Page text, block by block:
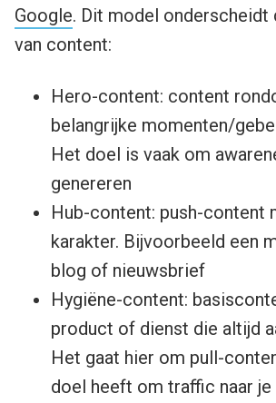
Google. Dit model onderscheidt
van content:
Hero-content: content
belangrijke momenten/
Het doel is vaak om
genereren
Hub-content: push-content
karakter. Bijvoorbeeld een
blog of nieuwsbrief
Hygiëne-content:
product of dienst die altijd
Het gaat hier om pull-
doel heeft om traffic naar